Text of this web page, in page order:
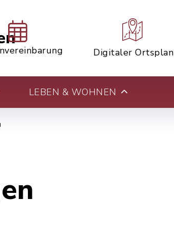
Digitaler Ortsplan
LEBEN & WOHNEN